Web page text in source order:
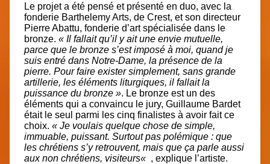
Le projet a été pensé et présenté en duo, avec la
fonderie Barthelemy Arts, de Crest, et son directeur
Pierre Abattu, fonderie d’art spécialisée dans le
bronze. « Il fallait qu’il y ait une envie mutuelle,
parce que le bronze s’est imposé à moi, quand je
suis entré dans Notre-Dame, la présence de la
pierre. Pour faire exister simplement, sans grande
artillerie, les éléments liturgiques, il fallait la
puissance du bronze ». Le bronze est un des
éléments qui a convaincu le jury, Guillaume Bardet
était le seul parmi les cinq finalistes à avoir fait ce
choix. « Je voulais quelque chose de simple,
immuable, puissant. Surtout pas polémique : que
les chrétiens s’y retrouvent, mais que ça parle aussi
aux non chrétiens, visiteurs« , explique l’artiste.